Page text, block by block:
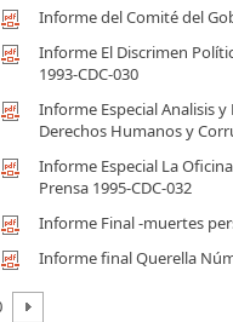
Informe del Comité del
Informe El Discrimen
1993-CDC-030
Informe Especial Analisis
Derechos Humanos y
Informe Especial La
Prensa 1995-CDC-032
Informe Final -muertes
Informe final Querella